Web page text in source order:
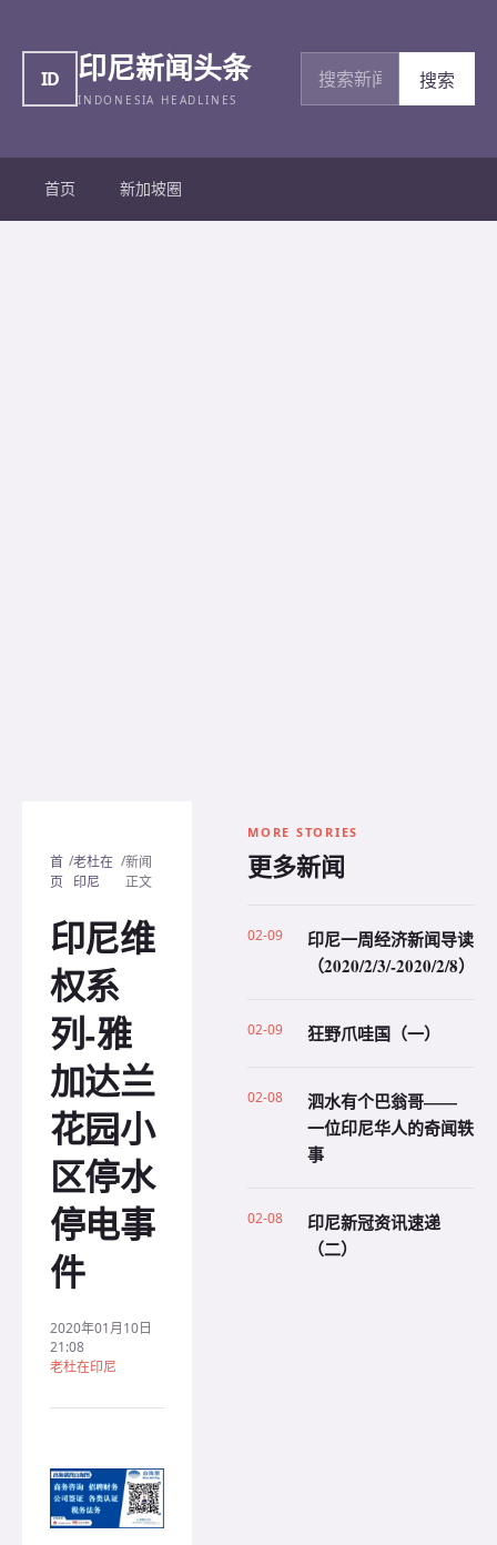
ID 印尼新闻头条
INDONESIA HEADLINES
搜索新闻
搜索
首页 新加坡圈
首
页
/老杜在
印尼
/新闻
正文
印尼维
权系
列-雅
加达兰
花园小
区停水
停电事
件
2020年01月10日
21:08
老杜在印尼
MORE STORIES
更多新闻
02-09
印尼一周经济新闻导读
（2020/2/3/-2020/2/8）
02-09 狂野爪哇国（一）
02-08
泗水有个巴翁哥——
一位印尼华人的奇闻轶
事
02-08
印尼新冠资讯速递
（二）